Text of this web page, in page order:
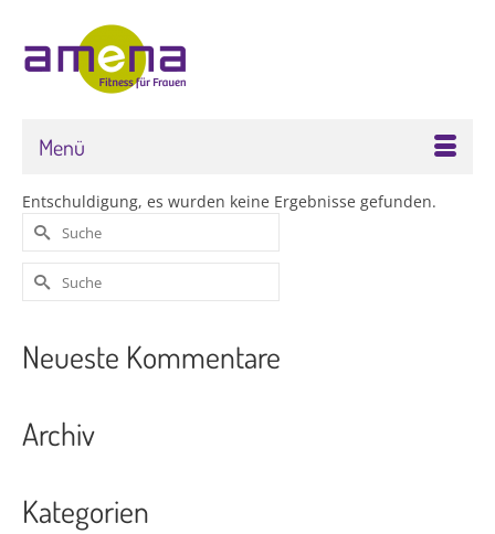
Menü
Entschuldigung, es wurden keine Ergebnisse gefunden.
Neueste Kommentare
Archiv
Kategorien